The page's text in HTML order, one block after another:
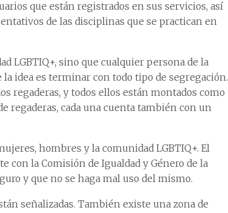
que están registrados en sus servicios, así
de las disciplinas que se practican en
LGBTIQ+, sino que cualquier persona de la
la idea es terminar con todo tipo de segregación.
regaderas, y todos ellos están montados como
regaderas, cada una cuenta también con un
hombres y la comunidad LGBTIQ+. El
con la Comisión de Igualdad y Género de la
y que no se haga mal uso del mismo.
señalizadas. También existe una zona de